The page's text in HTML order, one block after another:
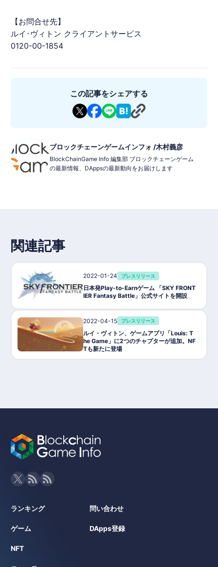
【お問合せ先】
ルイ･ヴィトン クライアントサービス
0120-00-1854
この記事をシェアする
ブロックチェーンゲームインフォ /木村義彦
BlockChainGame Info 編集部 ブロックチェーンゲーム
の最新情報、DAppsの最新動向をお届けします
関連記事
2022-01-24 プレスリリース
日本発Play-to-Earnゲーム 「SKY FRONT
IER Fantasy Battle」公式サイトを開設
2022-04-15 プレスリリース
ルイ・ヴィトン、ゲームアプリ「Louis: T
he Game」に2つのチャプターが追加。NF
Tも新たに登場
ランキング
ゲーム
NFT
問い合わせ
DApps登録